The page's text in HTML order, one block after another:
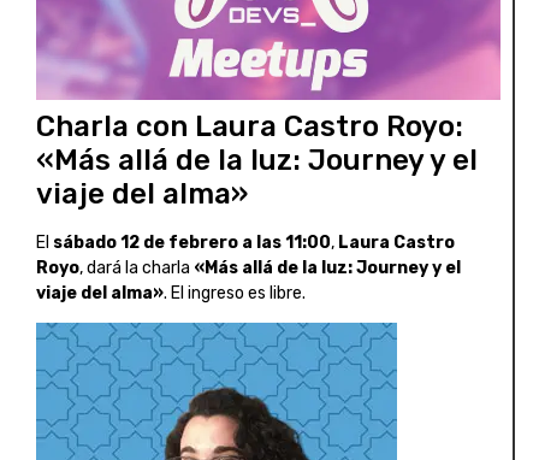
Charla con Laura Castro Royo:
«Más allá de la luz: Journey y el
viaje del alma»
El sábado 12 de febrero a las 11:00, Laura Castro
Royo, dará la charla «Más allá de la luz: Journey y el
viaje del alma». El ingreso es libre.